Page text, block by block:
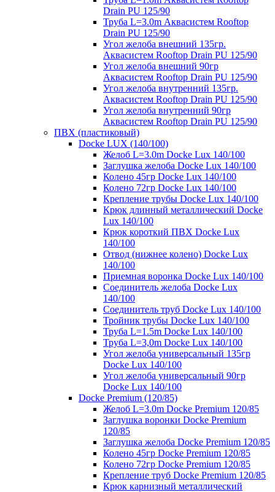
Drain PU 125/90
Труба L=3.0m Аквасистем Rooftop
Drain PU 125/90
Угол желоба внешний 135гр.
Аквасистем Rooftop Drain PU 125/90
Угол желоба внешний 90гр
Аквасистем Rooftop Drain PU 125/90
Угол желоба внутренний 135гр.
Аквасистем Rooftop Drain PU 125/90
Угол желоба внутренний 90гр
Аквасистем Rooftop Drain PU 125/90
ПВХ (пластиковый)
Docke LUX (140/100)
Желоб L=3.0m Docke Lux 140/100
Заглушка желоба Docke Lux 140/100
Колено 45гр Docke Lux 140/100
Колено 72гр Docke Lux 140/100
Крепление трубы Docke Lux 140/100
Крюк длинный металлический Docke
Lux 140/100
Крюк короткий ПВХ Docke Lux
140/100
Отвод (нижнее колено) Docke Lux
140/100
Приемная воронка Docke Lux 140/100
Соединитель желоба Docke Lux
140/100
Соединитель труб Docke Lux 140/100
Тройник трубы Docke Lux 140/100
Труба L=1.5m Docke Lux 140/100
Труба L=3,0m Docke Lux 140/100
Угол желоба универсальный 135гр
Docke Lux 140/100
Угол желоба универсальный 90гр
Docke Lux 140/100
Docke Premium (120/85)
Желоб L=3.0m Docke Premium 120/85
Заглушка воронки Docke Premium
120/85
Заглушка желоба Docke Premium 120/85
Колено 45гр Docke Premium 120/85
Колено 72гр Docke Premium 120/85
Крепление труб Docke Premium 120/85
Крюк карнизный металлический